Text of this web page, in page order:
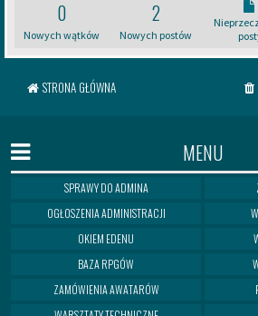
k
d
a
d
0
Nowych wątków
2
Nowych postów
STRONA GŁÓWNA
MENU
SPRAWY DO ADMINA
OGŁOSZENIA ADMINISTRACJI
OKIEM EDENU
BAZA RPGÓW
ZAMÓWIENIA AWATARÓW